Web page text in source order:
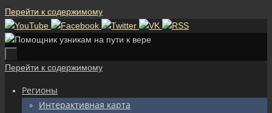
Перейти к содержимому
Перейти к содержимому
Регионы
Интерактивная карта